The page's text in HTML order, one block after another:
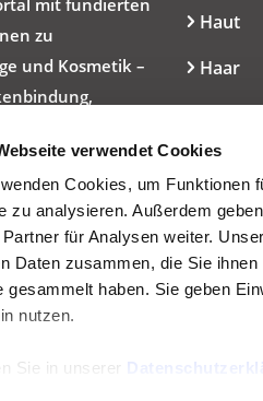
verwendet Cookies
Cookies, um Funktionen
zu analysieren. Außerdem
für Analysen weiter.
Daten zusammen, die Sie
gesammelt haben. Sie geben
nutzen.
Sie in unserer
mit fundierten
zu
und Kosmetik –
Haut
Haar
Düfte
Wissen